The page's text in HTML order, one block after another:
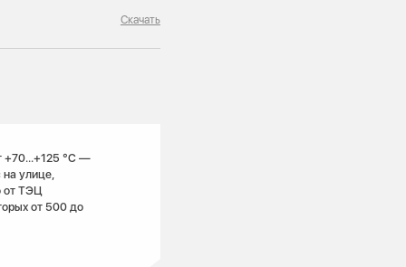
Скачать
+70...+125 °C —
на улице,
от ТЭЦ
от 500 до